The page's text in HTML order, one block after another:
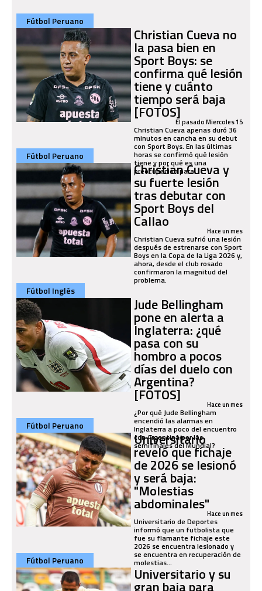
Fútbol Peruano
Christian Cueva no
la pasa bien en
Sport Boys: se
confirma qué lesión
tiene y cuánto
tiempo será baja
[FOTOS]El pasado Miercoles 15
Christian Cueva apenas duró 36
minutos en cancha en su debut
con Sport Boys. En las últimas
horas se confirmó qué lesión
tiene y por qué es una
preocupación para...
Fútbol Peruano
Christian Cueva y
su fuerte lesión
tras debutar con
Sport Boys del
Callao Hace un mes
Christian Cueva sufrió una lesión
después de estrenarse con Sport
Boys en la Copa de la Liga 2026 y,
ahora, desde el club rosado
confirmaron la magnitud del
problema.
Fútbol Inglés
Jude Bellingham
pone en alerta a
Inglaterra: ¿qué
pasa con su
hombro a pocos
días del duelo con
Argentina?
[FOTOS] Hace un mes
¿Por qué Jude Bellingham
encendió las alarmas en
Inglaterra a poco del encuentro
con Argentina por las
semifinales del Mundial?
Fútbol Peruano
Universitario
reveló que fichaje
de 2026 se lesionó
y será baja:
"Molestias
abdominales"Hace un mes
Universitario de Deportes
informó que un futbolista que
fue su flamante fichaje este
2026 se encuentra lesionado y
se encuentra en recuperación de
molestias...
Fútbol Peruano
Universitario y su
gran baja para